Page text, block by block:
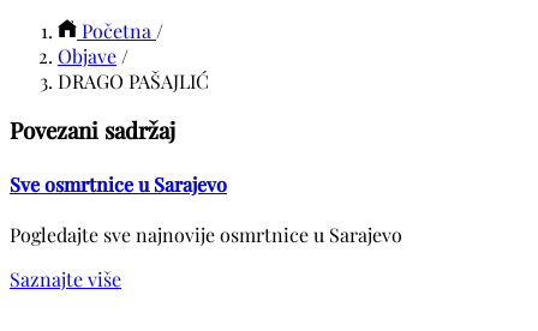
Početna /
Objave /
DRAGO PAŠAJLIĆ
Povezani sadržaj
Sve osmrtnice u Sarajevo
Pogledajte sve najnovije osmrtnice u Sarajevo
Saznajte više